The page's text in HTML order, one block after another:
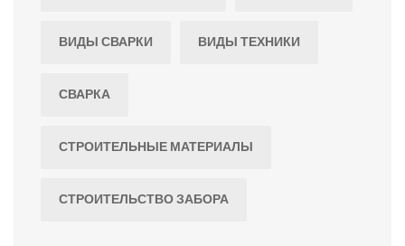
ВИДЫ СВАРКИ ВИДЫ ТЕХНИКИ
СВАРКА
СТРОИТЕЛЬНЫЕ МАТЕРИАЛЫ
СТРОИТЕЛЬСТВО ЗАБОРА